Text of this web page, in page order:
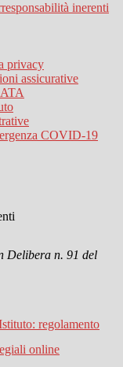
inerenti
privacy
assicurative
COVID-19
Delibera n. 91 del
regolamento
online